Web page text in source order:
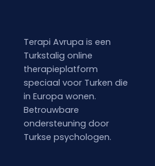
Terapi Avrupa is een
Turkstalig online
therapieplatform
speciaal voor Turken die
in Europa wonen.
Betrouwbare
ondersteuning door
Turkse psychologen.